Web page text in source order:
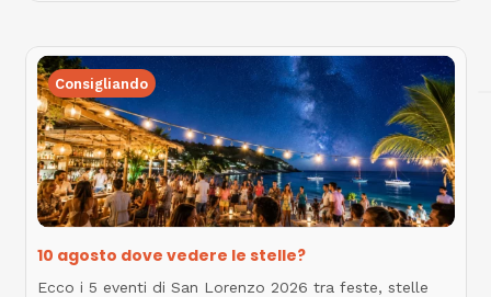
Consigliando
10 agosto dove vedere le stelle?
Ecco i 5 eventi di San Lorenzo 2026 tra feste, stelle